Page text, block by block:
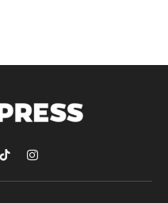
TikTokInstagram